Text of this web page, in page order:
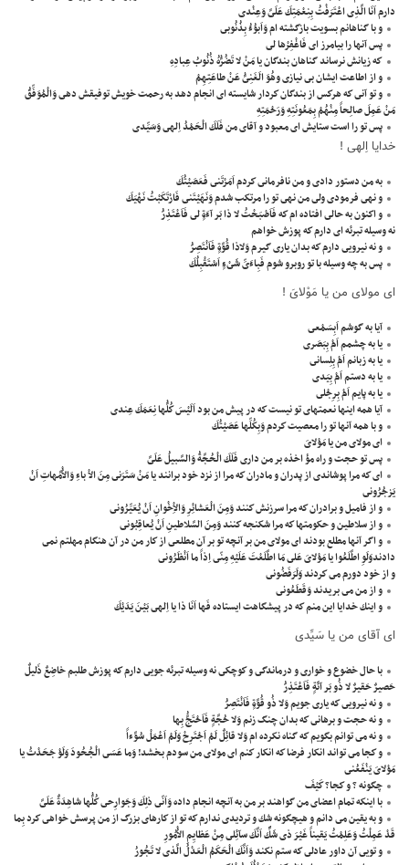
دارم اَنَا الَّذِى اعْتَرَفْتُ بِنِعْمَتِكَ عَلَىَّ وَعِنْدى
و با گناهانم بسويت بازگشته ام وَاَبوُءُ بِذُنُوبى
پس آنها را بيامرز اى فَاغْفِرْها لى
كه زيانش نرساند گناهان بندگان يا مَنْ لا تَضُرُّهُ ذُنُوبُ عِبادِهِ
و از اطاعت ايشان بى نيازى وهُوَ الَغَنِىُّ عَنْ طاعَتِهِمْ
و تو آنى كه هركس از بندگان كردار شايسته اى انجام دهد به رحمت خويش توفيقش دهى وَالْمُوَفِّقُ
مَنْ عَمِلَ صالِحاً مِنْهُمْ بِمَعُونَتِهِ وَرَحْمَتِهِ
پس تو را است ستايش اى معبود و آقاى من فَلَكَ الْحَمْدُ اِلهى وَسَيِّدى
خدايا اِلهى !
به من دستور دادى و من نافرمانى كردم اَمَرْتَنى فَعَصَيْتُكَ
و نهى فرمودى ولى من نهى تو را مرتكب شدم وَنَهَيْتَنى فَارْتَكَبْتُ نَهْيَكَ
و اكنون به حالى افتاده ام كه فَاَصْبَحْتُ لا ذا بَر آءَةٍ لى فَاَعْتَذِرَُ
نه وسيله تبرئه اى دارم كه پوزش خواهم
و نه نيرويى دارم كه بدان يارى گيرم وَلاذا قُوَّةٍ فَاَنْتَصِرَُ
پس به چه وسيله با تو روبرو شوم فَبِاءَىِّ شَىْءٍ اَسْتَقْبِلُكَ
اى مولاى من يا مَوْلاىَ !
آيا به گوشم اَبِسَمْعى
يا به چشمم اَمْ بِبَصَرى
يا به زبانم اَمْ بِلِسانى
يا به دستم اَمْ بِيَدى
يا به پايم اَمْ بِرِجْلى
آيا همه اينها نعمتهاى تو نيست كه در پيش من بود اَلَيْسَ كُلُّها نِعَمَكَ عِندى
و با همه آنها تو را معصيت كردم وَبِكُلِّها عَصَيْتُكَ
اى مولاى من يا مَوْلاىَ
پس تو حجت و راه مؤ اخذه بر من دارى فَلَكَ الْحُجَّةُ وَالسَّبيلُ عَلَىَّ
اى كه مرا پوشاندى از پدران و مادران كه مرا از نزد خود برانند يا مَنْ سَتَرَنى مِنَ الاْ باءِ وَالاُْمَّهاتِ اَنْ
يَزجُرُونى
و از فاميل و برادران كه مرا سرزنش كنند وَمِنَ الْعَشائِرِ وَالاِْخْوانِ اَنْ يُعَيِّرُونى
و از سلاطين و حكومتها كه مرا شكنجه كنند وَمِنَ السَّلاطينِ اَنْ يُعاقِبُونى
و اگر آنها مطلع بودند اى مولاى من بر آنچه تو بر آن مطلعى از كار من در آن هنگام مهلتم نمى
دادندوَلَوِ اطَّلَعُوا يا مَوْلاىَ عَلى مَا اطَّلَعْتَ عَلَيْهِ مِنّى اِذاً ما اَنْظَرُونى
و از خود دورم مى كردند وَلَرَفَضُونى
و از من مى بريدند وَقَطَعُونى
و اينك خدايا اين منم كه در پيشگاهت ايستاده فَها اَنَا ذا يا اِلهى بَيْنَ يَدَيْكَ
اى آقاى من يا سَيِّدى
با حال خضوع و خوارى و درماندگى و كوچكى نه وسيله تبرئه جويى دارم كه پوزش طلبم خاضِعٌ ذَليلٌ
حَصيرٌ حَقيرٌ لا ذُو بَر آئَةٍ فَاَعْتَذِرَُ
و نه نيرويى كه يارى جويم وَلا ذُو قُوَّةٍ فَاَنْتَصِرَُ
و نه حجت و برهانى كه بدان چنگ زنم وَلا حُجَّةٍ فَاَحْتَجَُّ بِها
و نه مى توانم بگويم كه گناه نكرده ام وَلا قائِلٌ لَمْ اَجْتَرِحْ وَلَمْ اَعْمَلْ سُوَّءاً
و كجا مى تواند انكار فرضا كه انكار كنم اى مولاى من سودم بخشد! وَما عَسَى الْجُحُودَ وَلَوْ جَحَدْتُ يا
مَوْلاىَ يَنْفَعُنى
چگونه ؟ و كجا؟ كَيْفَ
با اينكه تمام اعضاى من گواهند بر من به آنچه انجام داده وَاَنّى ذلِكَ وَجَوارِحى كُلُّها شاهِدَةٌ عَلَىَّ
و به يقين مى دانم و هيچگونه شك و ترديدى ندارم كه تو از كارهاى بزرگ از من پرسش خواهى كرد بِما
قَدْ عَمِلْتُ وَعَلِمْتُ يَقيناً غَيْرَ ذى شَكٍّ اَنَّكَ سآئِلى مِنْ عَظايِمِ الاُْمُورِ
و تويى آن داور عادلى كه ستم نكند وَاَنَّكَ الْحَكَمُ الْعَدْلُ الَّذى لا تَجُورُ